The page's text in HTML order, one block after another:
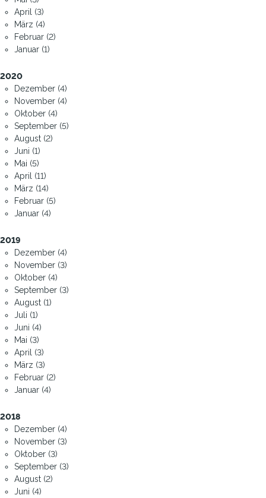
April (3)
März (4)
Februar (2)
Januar (1)
2020
Dezember (4)
November (4)
Oktober (4)
September (5)
August (2)
Juni (1)
Mai (5)
April (11)
März (14)
Februar (5)
Januar (4)
2019
Dezember (4)
November (3)
Oktober (4)
September (3)
August (1)
Juli (1)
Juni (4)
Mai (3)
April (3)
März (3)
Februar (2)
Januar (4)
2018
Dezember (4)
November (3)
Oktober (3)
September (3)
August (2)
Juni (4)